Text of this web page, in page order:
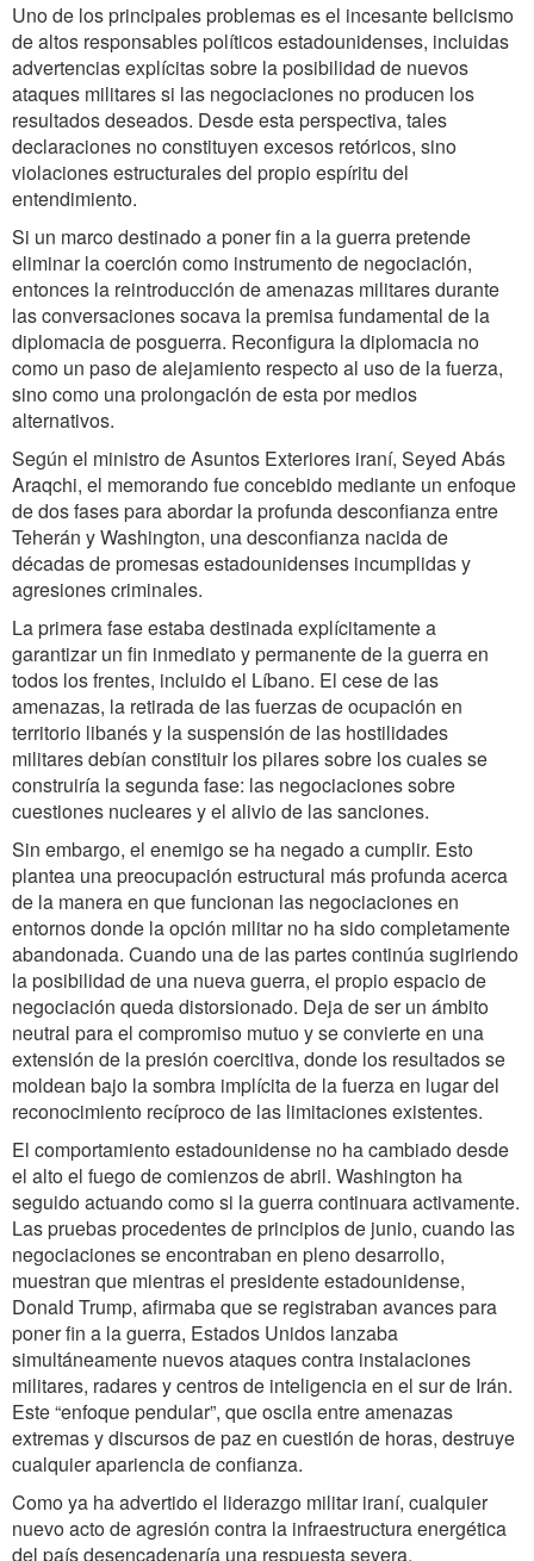
Uno de los principales problemas es el incesante belicismo
de altos responsables políticos estadounidenses, incluidas
advertencias explícitas sobre la posibilidad de nuevos
ataques militares si las negociaciones no producen los
resultados deseados. Desde esta perspectiva, tales
declaraciones no constituyen excesos retóricos, sino
violaciones estructurales del propio espíritu del
entendimiento.
Si un marco destinado a poner fin a la guerra pretende
eliminar la coerción como instrumento de negociación,
entonces la reintroducción de amenazas militares durante
las conversaciones socava la premisa fundamental de la
diplomacia de posguerra. Reconfigura la diplomacia no
como un paso de alejamiento respecto al uso de la fuerza,
sino como una prolongación de esta por medios
alternativos.
Según el ministro de Asuntos Exteriores iraní, Seyed Abás
Araqchi, el memorando fue concebido mediante un enfoque
de dos fases para abordar la profunda desconfianza entre
Teherán y Washington, una desconfianza nacida de
décadas de promesas estadounidenses incumplidas y
agresiones criminales.
La primera fase estaba destinada explícitamente a
garantizar un fin inmediato y permanente de la guerra en
todos los frentes, incluido el Líbano. El cese de las
amenazas, la retirada de las fuerzas de ocupación en
territorio libanés y la suspensión de las hostilidades
militares debían constituir los pilares sobre los cuales se
construiría la segunda fase: las negociaciones sobre
cuestiones nucleares y el alivio de las sanciones.
Sin embargo, el enemigo se ha negado a cumplir. Esto
plantea una preocupación estructural más profunda acerca
de la manera en que funcionan las negociaciones en
entornos donde la opción militar no ha sido completamente
abandonada. Cuando una de las partes continúa sugiriendo
la posibilidad de una nueva guerra, el propio espacio de
negociación queda distorsionado. Deja de ser un ámbito
neutral para el compromiso mutuo y se convierte en una
extensión de la presión coercitiva, donde los resultados se
moldean bajo la sombra implícita de la fuerza en lugar del
reconocimiento recíproco de las limitaciones existentes.
El comportamiento estadounidense no ha cambiado desde
el alto el fuego de comienzos de abril. Washington ha
seguido actuando como si la guerra continuara activamente.
Las pruebas procedentes de principios de junio, cuando las
negociaciones se encontraban en pleno desarrollo,
muestran que mientras el presidente estadounidense,
Donald Trump, afirmaba que se registraban avances para
poner fin a la guerra, Estados Unidos lanzaba
simultáneamente nuevos ataques contra instalaciones
militares, radares y centros de inteligencia en el sur de Irán.
Este “enfoque pendular”, que oscila entre amenazas
extremas y discursos de paz en cuestión de horas, destruye
cualquier apariencia de confianza.
Como ya ha advertido el liderazgo militar iraní, cualquier
nuevo acto de agresión contra la infraestructura energética
del país desencadenaría una respuesta severa.